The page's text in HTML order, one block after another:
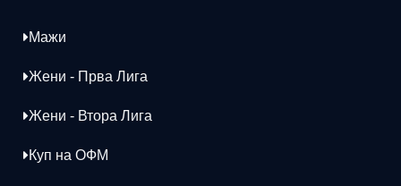
Мажи
Жени - Прва Лига
Жени - Втора Лига
Куп на ОФМ